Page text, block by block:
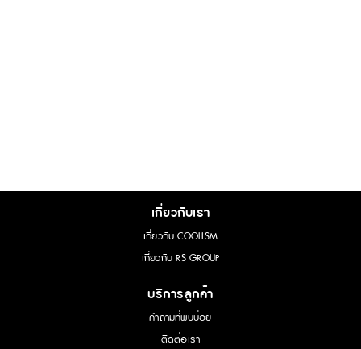
เกี่ยวกับเรา
เกี่ยวกับ COOLISM
เกี่ยวกับ RS GROUP
บริการลูกค้า
คำถามที่พบบ่อย
ติดต่อเรา